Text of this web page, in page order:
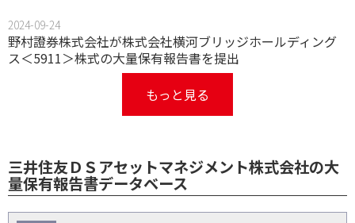
2024-09-24
野村證券株式会社が株式会社横河ブリッジホールディング
ス＜5911＞株式の大量保有報告書を提出
もっと見る
三井住友ＤＳアセットマネジメント株式会社の大
量保有報告書データベース